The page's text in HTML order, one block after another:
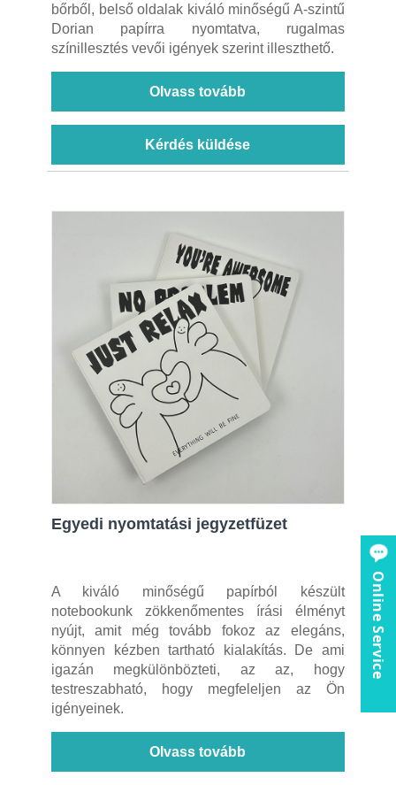
bőrből, belső oldalak kiváló minőségű A-szintű
Dorian papírra nyomtatva, rugalmas
színillesztés vevői igények szerint illeszthető.
Olvass tovább
Kérdés küldése
Egyedi nyomtatási jegyzetfüzet
A kiváló minőségű papírból készült
notebookunk zökkenőmentes írási élményt
nyújt, amit még tovább fokoz az elegáns,
könnyen kézben tartható kialakítás. De ami
igazán megkülönbözteti, az az, hogy
testreszabható, hogy megfeleljen az Ön
igényeinek.
Olvass tovább
Online Service